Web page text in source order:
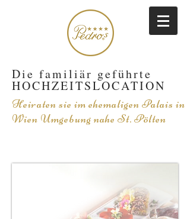
Die familiär geführte
HOCHZEITSLOCATION
Heiraten sie im ehemaligen Palais in
Wien Umgebung nahe St. Pölten